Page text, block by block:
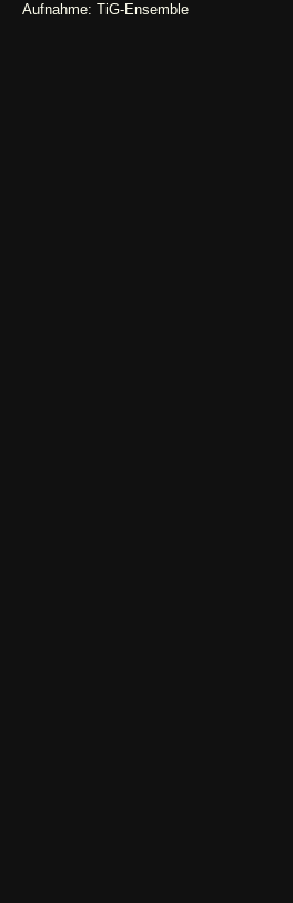
Aufnahme: TiG-Ensemble